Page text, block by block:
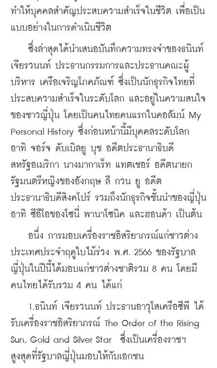
ทำให้บุคคลสำคัญประสบความสำเร็จในชีวิต เพื่อเป็น
แบบอย่างในการดำเนินชีวิต
ซึ่งล่าสุดได้นำเสนอบันทึกความทรงจำของธนินท์
เจียรวนนท์ ประธานกรรมการและประธานคณะผู้
บริหาร เครือเจริญโภคภัณฑ์ ซึ่งเป็นนักธุรกิจไทยที่
ประสบความสำเร็จในระดับโลก และอยู่ในความสนใจ
ของชาวญี่ปุ่น โดยเป็นคนไทยคนแรกในคอลัมน์ My
Personal History ซึ่งก่อนหน้านี้มีบุคคลระดับโลก
อาทิ จอร์จ ดับเบิลยู บุช อดีตประธานาธิบดี
สหรัฐอเมริกา นางมากาเร็ท แทตเชอร์ อดีตนายก
รัฐมนตรีหญิงของอังกฤษ ลี กวน ยู อดีต
ประธานาธิบดีสิงคโปร์ รวมถึงนักธุรกิจชั้นนำของญี่ปุ่น
อาทิ ซีอีโอของโซนี่ พานาโซนิค และฮอนด้า เป็นต้น
อนึ่ง การมอบเครื่องราชอิสริยาภรณ์แก่ชาวต่าง
ประเทศประจำฤดูใบไม้ร่วง พ.ศ. 2566 ของรัฐบาล
ญี่ปุ่นในปีนี้ได้มอบแก่ชาวต่างชาติรวม 8 คน โดยมี
คนไทยได้รับรวม 4 คน ได้แก่
1.ธนินท์ เจียรวนนท์ ประธานอาวุโสเครือซีพี ได้
รับเครื่องราชอิสริยาภรณ์ The Order of the Rising
Sun, Gold and Silver Star  ซึ่งเป็นเครื่องราชฯ
สูงสุดที่รัฐบาลญี่ปุ่นมอบให้กับเอกชน